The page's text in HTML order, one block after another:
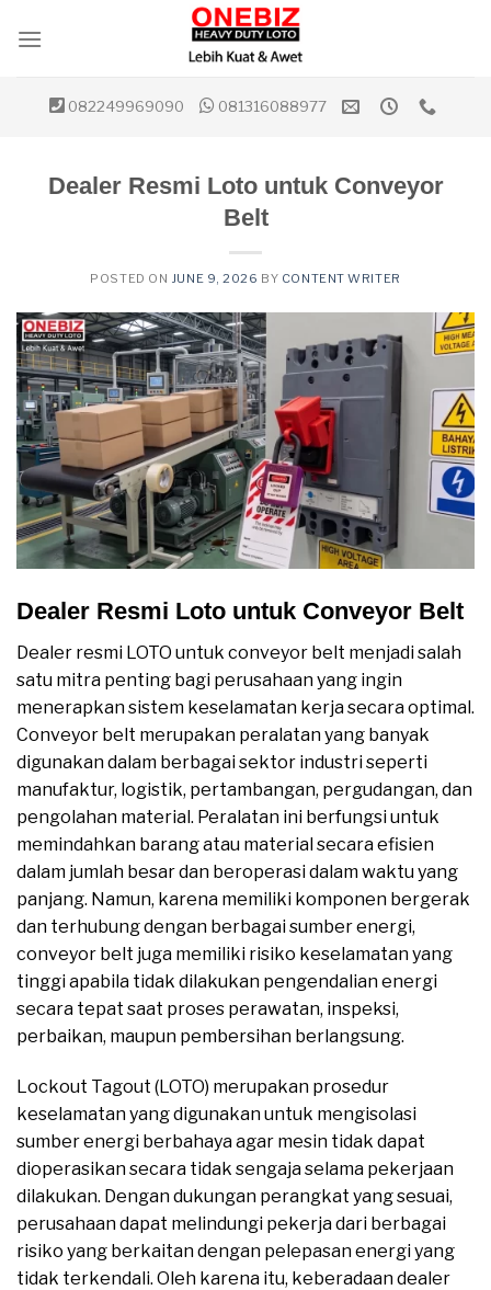
082249969090 081316088977
Dealer Resmi Loto untuk Conveyor
Belt
POSTED ON JUNE 9, 2026 BY CONTENT WRITER
Dealer Resmi Loto untuk Conveyor Belt
Dealer resmi LOTO untuk conveyor belt menjadi salah
satu mitra penting bagi perusahaan yang ingin
menerapkan sistem keselamatan kerja secara optimal.
Conveyor belt merupakan peralatan yang banyak
digunakan dalam berbagai sektor industri seperti
manufaktur, logistik, pertambangan, pergudangan, dan
pengolahan material. Peralatan ini berfungsi untuk
memindahkan barang atau material secara efisien
dalam jumlah besar dan beroperasi dalam waktu yang
panjang. Namun, karena memiliki komponen bergerak
dan terhubung dengan berbagai sumber energi,
conveyor belt juga memiliki risiko keselamatan yang
tinggi apabila tidak dilakukan pengendalian energi
secara tepat saat proses perawatan, inspeksi,
perbaikan, maupun pembersihan berlangsung.
Lockout Tagout (LOTO) merupakan prosedur
keselamatan yang digunakan untuk mengisolasi
sumber energi berbahaya agar mesin tidak dapat
dioperasikan secara tidak sengaja selama pekerjaan
dilakukan. Dengan dukungan perangkat yang sesuai,
perusahaan dapat melindungi pekerja dari berbagai
risiko yang berkaitan dengan pelepasan energi yang
tidak terkendali. Oleh karena itu, keberadaan dealer